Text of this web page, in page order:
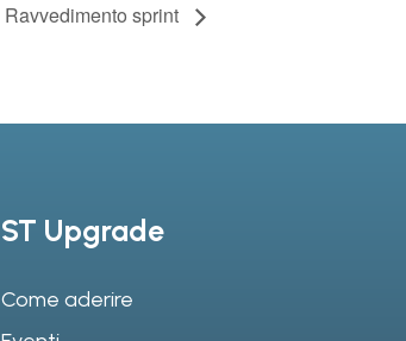
Ravvedimento sprint
ST Upgrade
Come aderire